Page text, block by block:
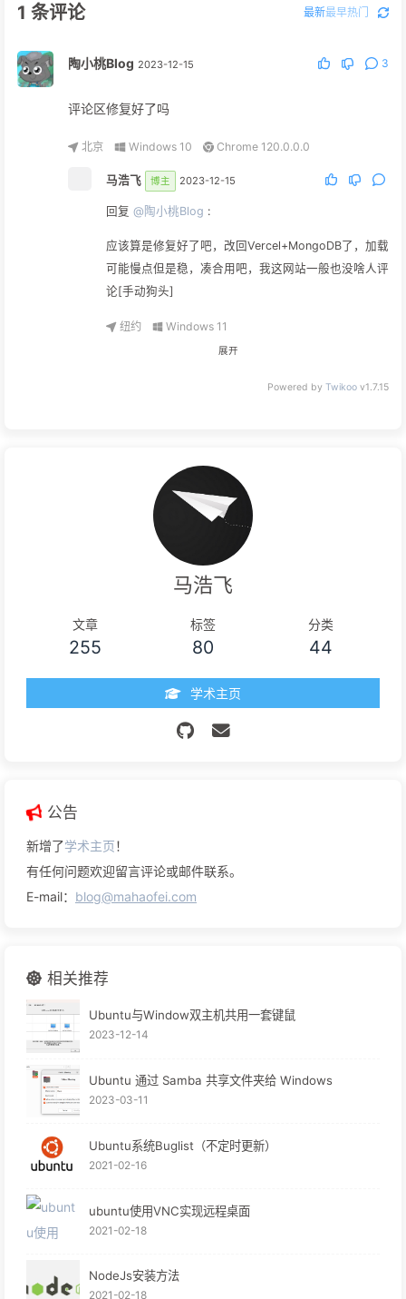
1 条评论 最新最早热门
陶小桃Blog 2023-12-15 3
评论区修复好了吗
北京 Windows 10 Chrome 120.0.0.0
马浩飞 博主 2023-12-15
回复 @陶小桃Blog :
应该算是修复好了吧，改回Vercel+MongoDB了，加载
可能慢点但是稳，凑合用吧，我这网站一般也没啥人评
论[手动狗头]
纽约
Windows 11
Microsoft Edge 120.0.0.0
Windows 10
2024-05-12
@陶小桃Blog
展开
Powered by Twikoo v1.7.15
马浩飞
文章
255
标签
80
分类
44
学术主页
公告
新增了学术主页！
有任何问题欢迎留言评论或邮件联系。
E-mail： blog@mahaofei.com
相关推荐
Ubuntu与Window双主机共用一套键鼠
2023-12-14
Ubuntu 通过 Samba 共享文件夹给 Windows
2023-03-11
Ubuntu系统Buglist（不定时更新）
2021-02-16
ubuntu使用VNC实现远程桌面
2021-02-18
NodeJs安装方法
2021-02-18